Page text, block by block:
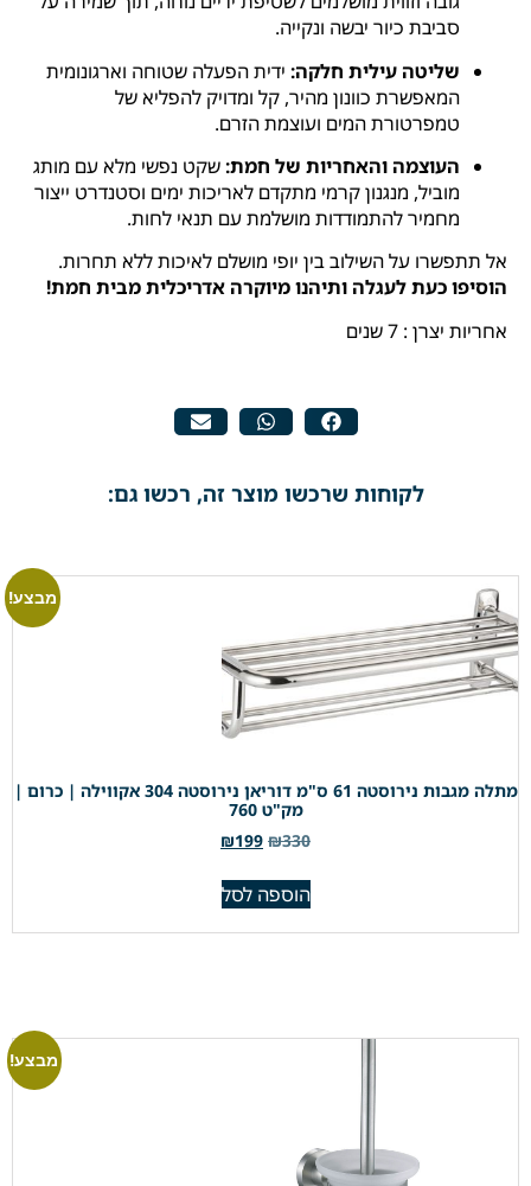
סביבת כיור יבשה ונקייה.
שליטה עילית חלקה: ידית הפעלה שטוחה וארגונומית
המאפשרת כוונון מהיר, קל ומדויק להפליא של
טמפרטורת המים ועוצמת הזרם.
העוצמה והאחריות של חמת:שקט נפשי מלא עם מותג
מוביל, מנגנון קרמי מתקדם לאריכות ימים וסטנדרט ייצור
מחמיר להתמודדות מושלמת עם תנאי לחות.
אל תתפשרו על השילוב בין יופי מושלם לאיכות ללא תחרות.
הוסיפו כעת לעגלה ותיהנו מיוקרה אדריכלית מבית חמת!
אחריות יצרן : 7 שנים
לקוחות שרכשו מוצר זה, רכשו גם:
מבצע!
מתלה מגבות נירוסטה 61 ס"מ דוריאן נירוסטה 304 אקווילה | כרום |
מק"ט 760
₪330
₪199
הוספה לסל
מבצע!